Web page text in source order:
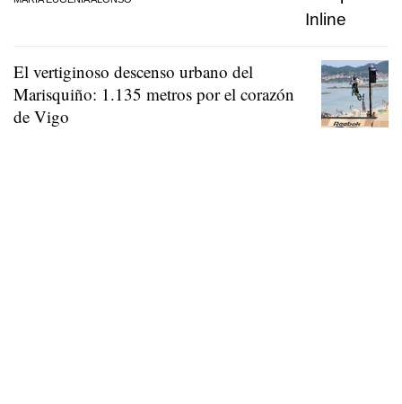
El vertiginoso descenso urbano del
Marisquiño: 1.135 metros por el corazón
de Vigo